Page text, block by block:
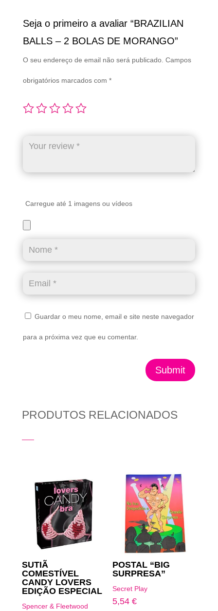
Seja o primeiro a avaliar “BRAZILIAN
BALLS – 2 BOLAS DE MORANGO”
O seu endereço de email não será publicado. Campos
obrigatórios marcados com *
Carregue até 1 imagens ou vídeos
Guardar o meu nome, email e site neste navegador
para a próxima vez que eu comentar.
Submit
PRODUTOS RELACIONADOS
SUTIÃ
COMESTÍVEL
CANDY LOVERS
EDIÇÃO ESPECIAL
Spencer & Fleetwood
POSTAL “BIG
SURPRESA”
Secret Play
5,54€